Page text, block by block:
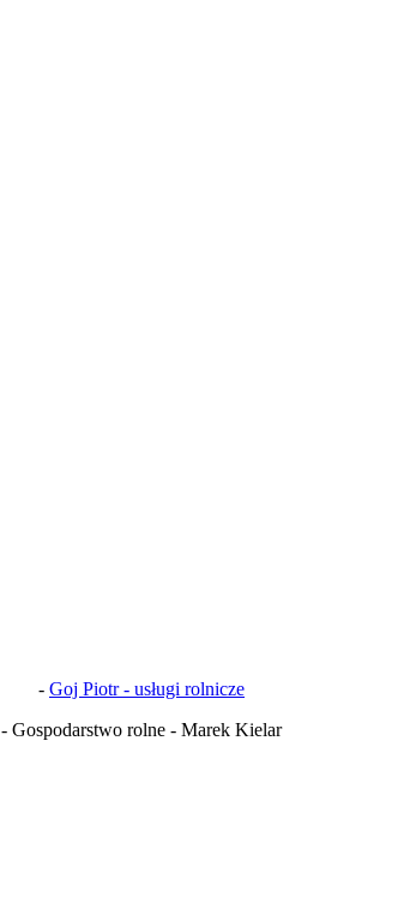
- Goj Piotr - usługi rolnicze
- Gospodarstwo rolne - Marek Kielar